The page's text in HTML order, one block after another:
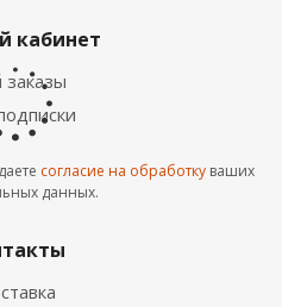
МП Монтекристо-XL
0.5) RR29 Вишневый
кабинет
согласие на обработку ваших
данных.